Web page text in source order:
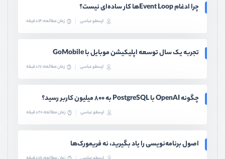
چرا ادغام Event Loopها کار ساده‌ای نیست؟
ارسطو عباسی زمان مطالعه: 14 دقیقه
تجربه یک سال توسعه اپلیکیشن موبایل با GoMobile
ارسطو عباسی زمان مطالعه: 17 دقیقه
چگونه OpenAI با PostgreSQL به ۸۰۰ میلیون کاربر رسید؟
ارسطو عباسی زمان مطالعه: 20 دقیقه
اصول برنامه‌نویسی را یاد بگیرید، نه فریمورک‌ها